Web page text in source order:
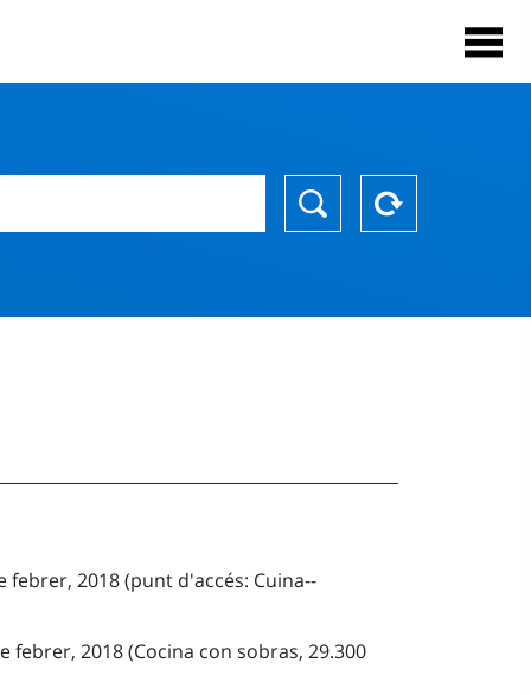
febrer, 2018 (punt d'accés: Cuina--
febrer, 2018 (Cocina con sobras, 29.300